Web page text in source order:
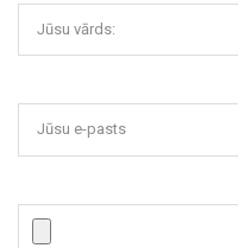
Jūsu vārds:
Jūsu e-pasts